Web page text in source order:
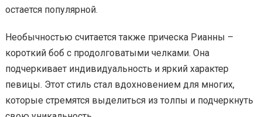
остается популярной.
Необычностью считается также прическа Рианны –
короткий боб с продолговатыми челками. Она
подчеркивает индивидуальность и яркий характер
певицы. Этот стиль стал вдохновением для многих,
которые стремятся выделиться из толпы и подчеркнуть